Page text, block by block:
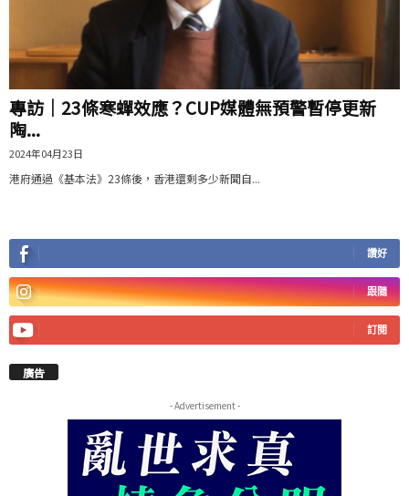
專訪｜23條寒蟬效應？CUP媒體無預警暫停更新
陶...
2024年04月23日
港府通過《基本法》23條後，香港還剩多少新聞自...
讚好
跟隨
訂閱
廣告
- Advertisement -